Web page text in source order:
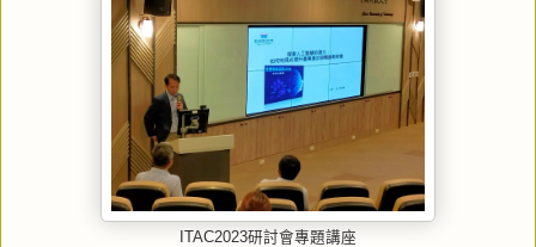
ITAC2023研討會專題講座